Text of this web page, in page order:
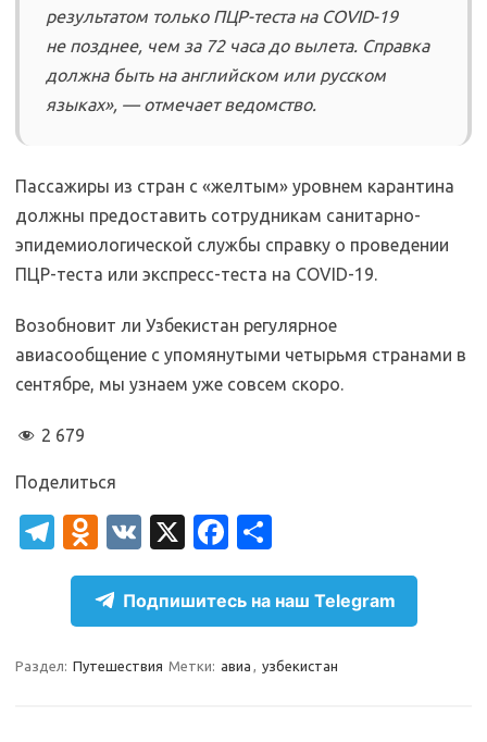
результатом только ПЦР-теста на COVID-19
не позднее, чем за 72 часа до вылета. Справка
должна быть на английском или русском
языках», — отмечает ведомство.
Пассажиры из стран с «желтым» уровнем карантина
должны предоставить сотрудникам санитарно-
эпидемиологической службы справку о проведении
ПЦР-теста или экспресс-теста на COVID-19.
Возобновит ли Узбекистан регулярное
авиасообщение с упомянутыми четырьмя странами в
сентябре, мы узнаем уже совсем скоро.
2 679
Поделиться
T
el
gr
a
O
d
n
o
kl
V
K
X
Fa
c
e
b
o
т
п
р
а
Подпишитесь на наш Telegram
Раздел: Путешествия Метки: авиа , узбекистан